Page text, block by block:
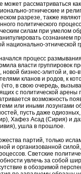
может рассматриваться
этнические и
разрезе, также
политического
силам при умелом
сознанием
национально-этнической
процесс
власти группировок
бизнес-элитой и, во-
кланов и родов, к
в свою очередь,
с политической арены
возможность
или иными лозунгами
пусть даже
Хафез Асад (Сирия) и
ушла в прошлое.
партий, только
и организованной
Светские
увлечь за собой
в обозримой